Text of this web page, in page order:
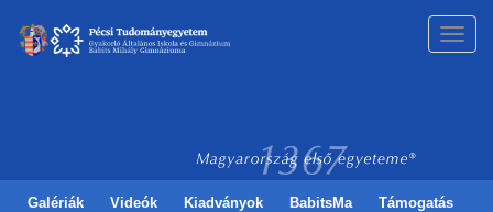
Galériák Videók Kiadványok BabitsMa
Támogatás